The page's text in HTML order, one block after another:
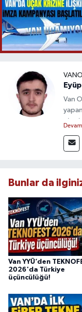
Van
esas
Bunlar da
Van YYÜ’den
2026'da Türkiye
üçüncülüğü!